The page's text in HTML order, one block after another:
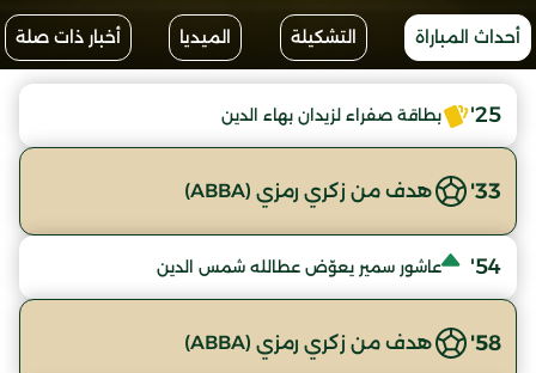
أحداث المباراة التشكيلة الميديا أخبار ذات صلة
25' بطاقة صفراء لزيدان بهاء الدين
33' هدف من زكري رمزي (ABBA)
54' عاشور سمير يعوّض عطالله شمس الدين
58' هدف من زكري رمزي (ABBA)